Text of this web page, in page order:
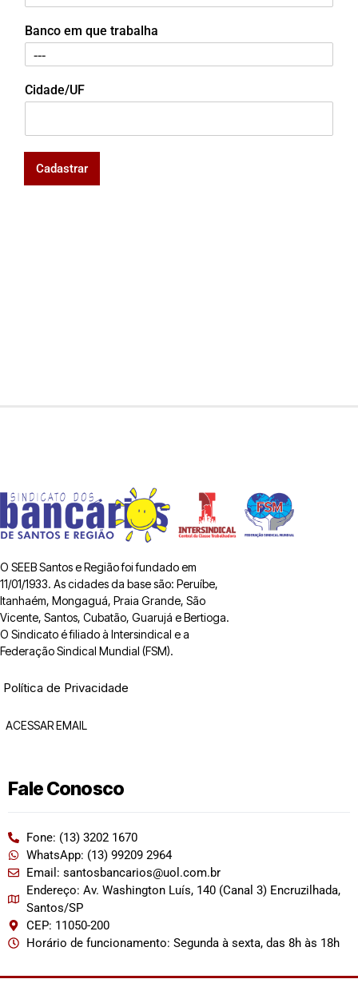
Banco em que trabalha
Cidade/UF
Cadastrar
O SEEB Santos e Região foi fundado em
11/01/1933. As cidades da base são: Peruíbe,
Itanhaém, Mongaguá, Praia Grande, São
Vicente, Santos, Cubatão, Guarujá e Bertioga.
O Sindicato é filiado à Intersindical e a
Federação Sindical Mundial (FSM).
Política de Privacidade
ACESSAR EMAIL
Fale Conosco
Fone: (13) 3202 1670
WhatsApp: (13) 99209 2964
Email: santosbancarios@uol.com.br
Endereço: Av. Washington Luís, 140 (Canal 3) Encruzilhada,
Santos/SP
CEP: 11050-200
Horário de funcionamento: Segunda à sexta, das 8h às 18h